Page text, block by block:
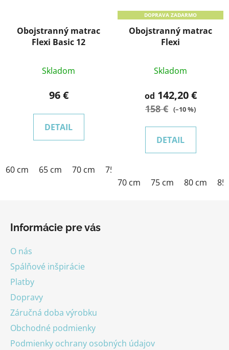
Obojstranný matrac
Flexi Basic 12
Skladom
96 €
DETAIL
60 cm 65 cm 70 cm 75 cm
DOPRAVA ZADARMO
Obojstranný matrac
Flexi
Skladom
od 142,20 €
158 € (–10 %)
DETAIL
70 cm 75 cm 80 cm 85
Informácie pre vás
O nás
Spálňové inšpirácie
Platby
Dopravy
Záručná doba výrobku
Obchodné podmienky
Podmienky ochrany osobných údajov